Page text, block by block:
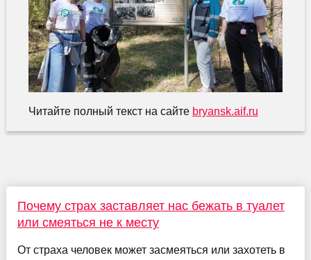
Читайте полный текст на сайте bryansk.aif.ru
Почему страх заставляет нас бежать в туалет
или смеяться не к месту
От страха человек может засмеяться или захотеть в